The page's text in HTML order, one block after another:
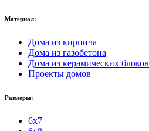
Материал:
Дома из кирпича
Дома из газобетона
Дома из керамических блоков
Проекты домов
Размеры:
6x7